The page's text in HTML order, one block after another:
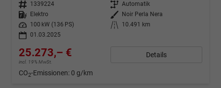
Fahrzeugnr. 1339224 Getriebe Automatik
Kraftstoff
Elektro Außenfarbe
Noir Perla Nera
Leistung
100 kW (136 PS) Kilometerstand
10.491 km
01.03.2025
25.273,– €
incl. 19% MwSt.
Details
CO2-Emissionen: 0 g/km